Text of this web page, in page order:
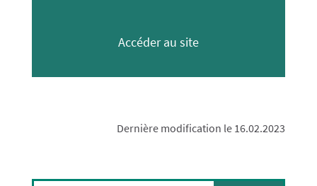
Accéder au site
Dernière modification le 16.02.2023